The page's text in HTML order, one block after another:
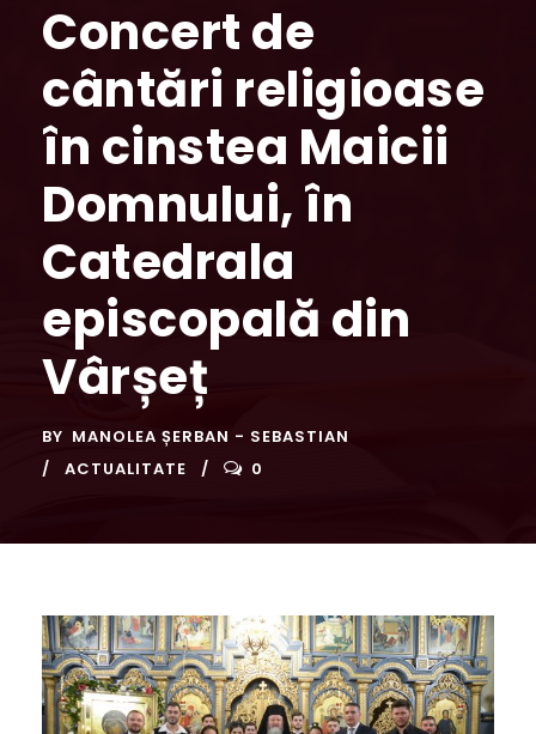
Concert de
cântări religioase
în cinstea Maicii
Domnului, în
Catedrala
episcopală din
Vârșeț
BY MANOLEA ȘERBAN - SEBASTIAN
ACTUALITATE
0